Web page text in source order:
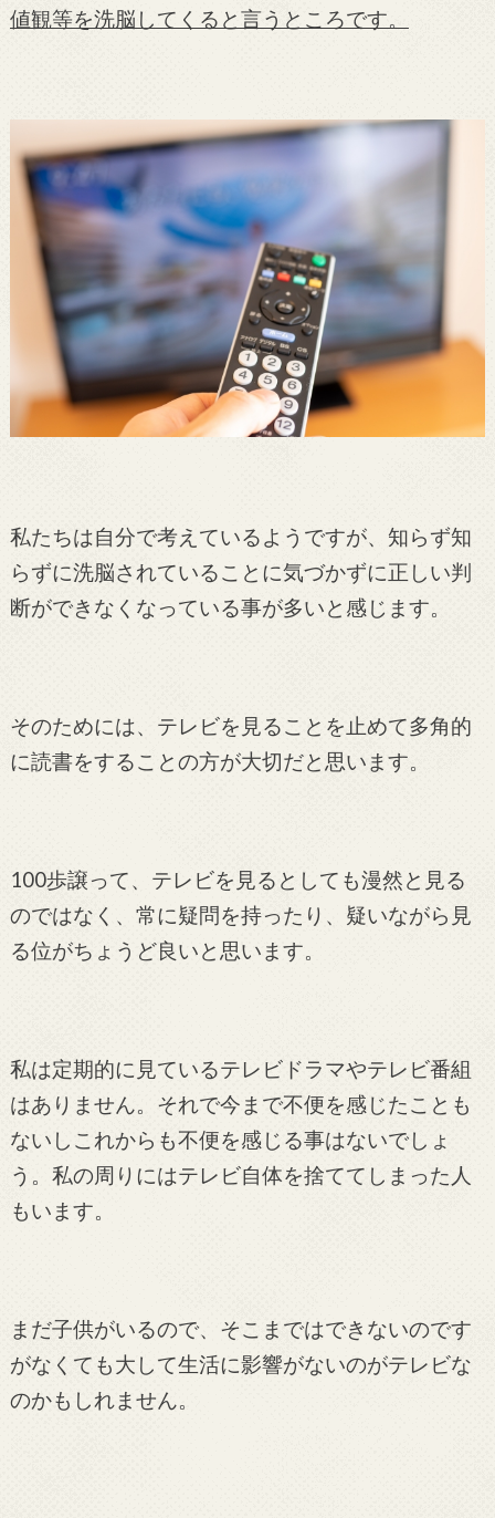
値観等を洗脳してくると言うところです。
私たちは自分で考えているようですが、知らず知
らずに洗脳されていることに気づかずに正しい判
断ができなくなっている事が多いと感じます。
そのためには、テレビを見ることを止めて多角的
に読書をすることの方が大切だと思います。
100歩譲って、テレビを見るとしても漫然と見る
のではなく、常に疑問を持ったり、疑いながら見
る位がちょうど良いと思います。
私は定期的に見ているテレビドラマやテレビ番組
はありません。それで今まで不便を感じたことも
ないしこれからも不便を感じる事はないでしょ
う。私の周りにはテレビ自体を捨ててしまった人
もいます。
まだ子供がいるので、そこまではできないのです
がなくても大して生活に影響がないのがテレビな
のかもしれません。